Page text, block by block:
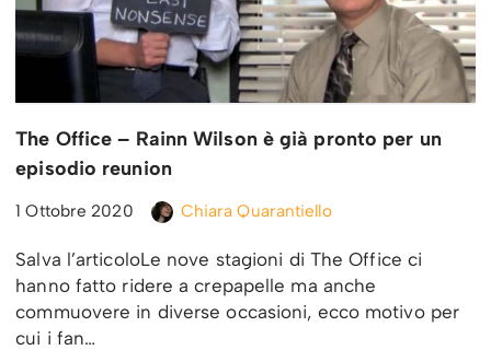
The Office – Rainn Wilson è già pronto per un
episodio reunion
1 Ottobre 2020 Chiara Quarantiello
Salva l’articoloLe nove stagioni di The Office ci
hanno fatto ridere a crepapelle ma anche
commuovere in diverse occasioni, ecco motivo per
cui i fan…